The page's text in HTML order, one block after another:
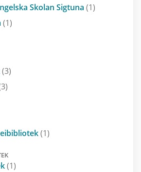
Skolan Sigtuna (1)
(1)
(3)
(1)
(1)